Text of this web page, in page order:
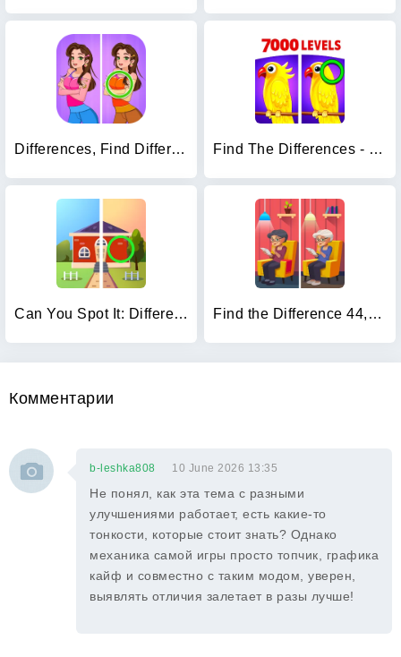
Differences, Find Difference Find The Differences - Spot it
Can You Spot It: Differences Find the Difference 44,000+
Комментарии
b-leshka808 10 June 2026 13:35
Не понял, как эта тема с разными
улучшениями работает, есть какие-то
тонкости, которые стоит знать? Однако
механика самой игры просто топчик, графика
кайф и совместно с таким модом, уверен,
выявлять отличия залетает в разы лучше!